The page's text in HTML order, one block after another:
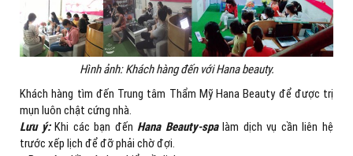
Hình ảnh: Khách hàng đến với Hana beauty.
Khách hàng tìm đến Trung tâm Thẩm Mỹ Hana Beauty để được trị
mụn luôn chật cứng nhà.
Lưu ý:Khi các bạn đến Hana Beauty-spalàm dịch vụ cần liên hệ
trước xếp lịch để đỡ phải chờ đợi.